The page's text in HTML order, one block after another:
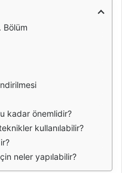
Bölüm
kadar önemlidir?
kullanılabilir?
neler yapılabilir?